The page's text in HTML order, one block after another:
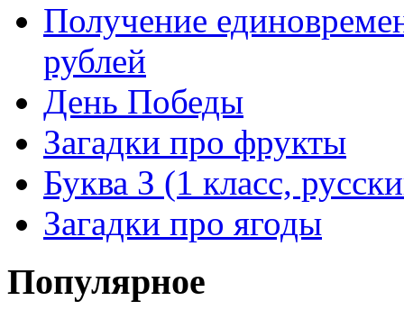
Получение
рублей
День Победы
Загадки про фрукты
Буква З (1 класс,
Загадки про ягоды
Популярное